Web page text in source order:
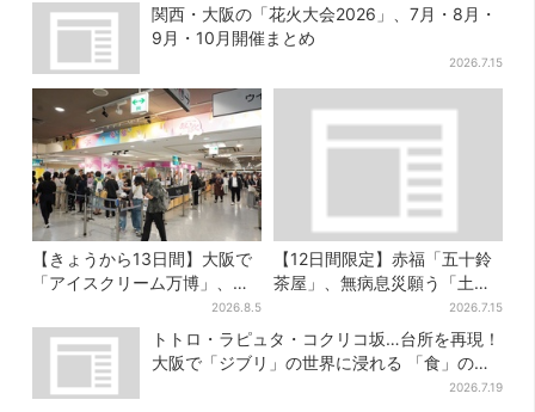
関西・大阪の「花火大会2026」、7月・8月・
9月・10月開催まとめ
2026.7.15
【きょうから13日間】大阪で
「アイスクリーム万博」、全
国34ブランド・100種超…初
登場の「チョコソフト」に行
2026.8.5
【12日間限定】赤福「五十鈴
茶屋」、無病息災願う「土用
さわ餅」販売スタート 関西8
カ所でも買える
2026.7.15
トトロ・ラピュタ・コクリコ坂…台所を再現！
大阪で「ジブリ」の世界に浸れる 「食」の展
2026.7.19